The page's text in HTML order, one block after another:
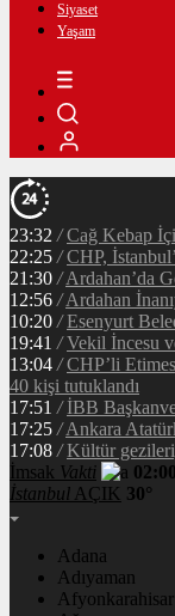
Siyaset
Yaşam
23:32 / Cağ Kebap
22:25 / CHP,
21:30 / Ardahan’da
12:56 / Ardahan
10:20 / Esenyurt
19:41 / Vekil İncesu
13:04 / CHP’li
40 kişi tutuklandı
17:51 / İBB
17:25 / Ankara
17:08 / Kültür
İmsak Vakti
02:00
İstanbul AÇIK 30°
Adana
Adıyaman
Afyonkarahisar